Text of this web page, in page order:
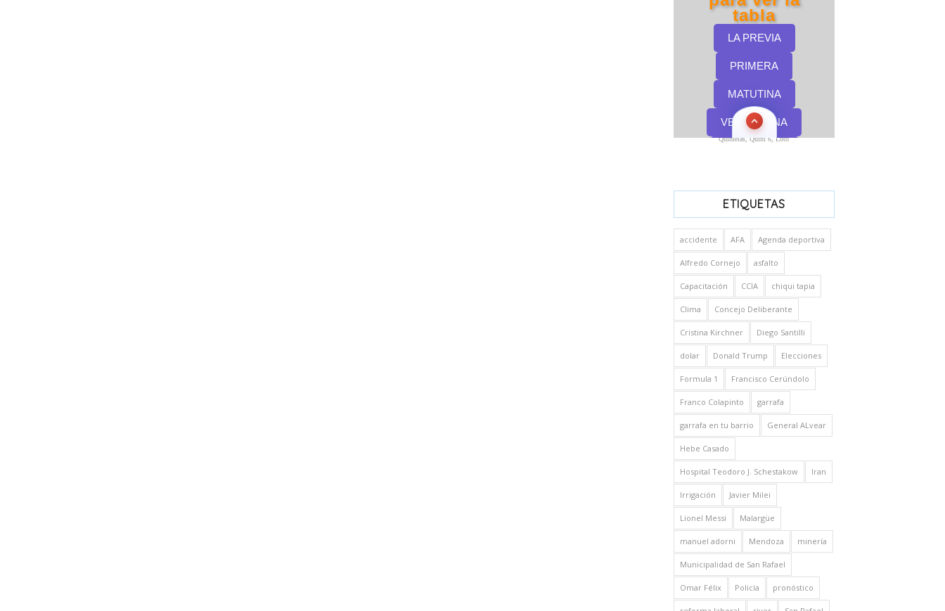
Quinielas, Quini 6, Loto
ETIQUETAS
accidente AFA Agenda deportiva
Alfredo Cornejo asfalto
Capacitación CCIA chiqui tapia
Clima Concejo Deliberante
Cristina Kirchner Diego Santilli
dolar Donald Trump Elecciones
Formula 1 Francisco Cerúndolo
Franco Colapinto garrafa
garrafa en tu barrio General ALvear
Hebe Casado
Hospital Teodoro J. Schestakow Iran
Irrigación Javier Milei
Lionel Messi Malargüe
manuel adorni Mendoza minería
Municipalidad de San Rafael
Omar Félix Policía pronóstico